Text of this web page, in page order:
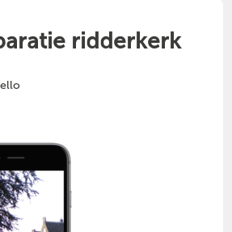
ridderkerk